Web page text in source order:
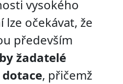
vysokého
očekávat, že
především
žadatelé
, přičemž